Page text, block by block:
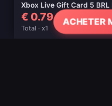
Xbox Live Gift Card 5 BRL
€ 0.79
Total · x1
ACHETER